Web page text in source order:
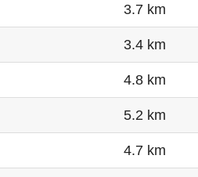
3.7 km
3.4 km
4.8 km
5.2 km
4.7 km